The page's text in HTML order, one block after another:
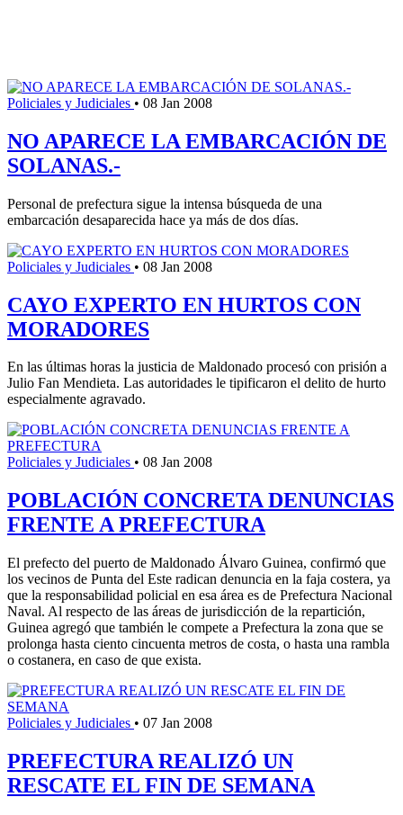
Policiales y Judiciales • 08 Jan 2008
NO APARECE LA EMBARCACIÓN DE
SOLANAS.-
Personal de prefectura sigue la intensa búsqueda de una
embarcación desaparecida hace ya más de dos días.
Policiales y Judiciales • 08 Jan 2008
CAYO EXPERTO EN HURTOS CON
MORADORES
En las últimas horas la justicia de Maldonado procesó con prisión a
Julio Fan Mendieta. Las autoridades le tipificaron el delito de hurto
especialmente agravado.
Policiales y Judiciales • 08 Jan 2008
POBLACIÓN CONCRETA DENUNCIAS
FRENTE A PREFECTURA
El prefecto del puerto de Maldonado Álvaro Guinea, confirmó que
los vecinos de Punta del Este radican denuncia en la faja costera, ya
que la responsabilidad policial en esa área es de Prefectura Nacional
Naval. Al respecto de las áreas de jurisdicción de la repartición,
Guinea agregó que también le compete a Prefectura la zona que se
prolonga hasta ciento cincuenta metros de costa, o hasta una rambla
o costanera, en caso de que exista.
Policiales y Judiciales • 07 Jan 2008
PREFECTURA REALIZÓ UN
RESCATE EL FIN DE SEMANA